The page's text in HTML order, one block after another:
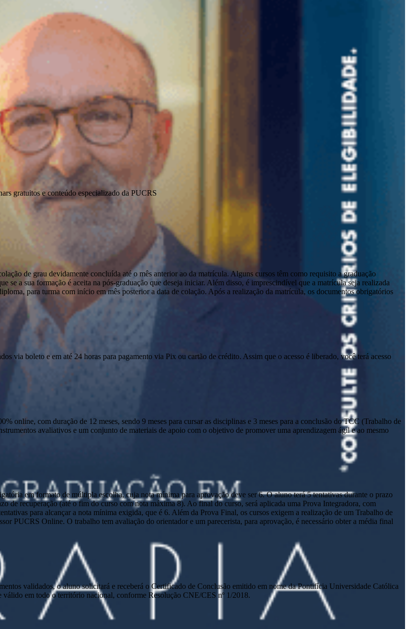
gratuitos e conteúdo especializado da PUCRS
de grau devidamente concluída até o mês anterior ao da matrícula. Alguns cursos têm como requisito a graduação
a sua formação é aceita na pós-graduação que deseja iniciar. Além disso, é imprescindível que a matrícula seja realizada
para turma com início em mês posterior a data de colação. Após a realização da matrícula, os documentos obrigatórios
via boleto e em até 24 horas para pagamento via Pix ou cartão de crédito. Assim que o acesso é liberado, você terá acesso
online, com duração de 12 meses, sendo 9 meses para cursar as disciplinas e 3 meses para a conclusão do TCC (Trabalho de
avaliativos e um conjunto de materiais de apoio com o objetivo de promover uma aprendizagem ágil e ao mesmo
em formato de múltipla escolha, cuja nota mínima para aprovação deve ser 6. O aluno terá 5 tentativas durante o prazo
de recuperação (até o fim do curso com nota máxima 8). Ao final do curso, será aplicada uma Prova Integradora, com
para alcançar a nota mínima exigida, que é 6. Além da Prova Final, os cursos exigem a realização de um Trabalho de
PUCRS Online. O trabalho tem avaliação do orientador e um parecerista, para aprovação, é necessário obter a média final
validados, o aluno solicitará e receberá o Certificado de Conclusão emitido em nome da Pontifícia Universidade Católica
em todo o território nacional, conforme Resolução CNE/CES nº 1/2018.